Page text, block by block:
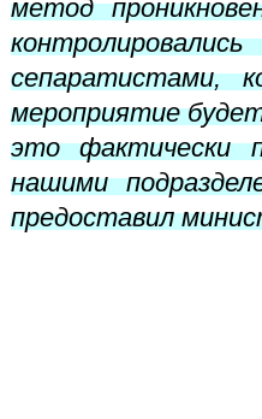
метод
сепаратистами,
мероприятие
это фактически
нашими
предоставил